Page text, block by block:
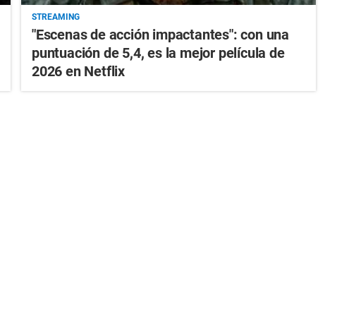
STREAMING
"Escenas de acción impactantes": con una
puntuación de 5,4, es la mejor película de
2026 en Netflix